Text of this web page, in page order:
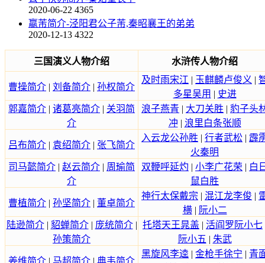
2020-06-22 4365
嬴芾简介-泾阳君公子芾,秦昭襄王的弟弟
2020-12-13 4322
三国演义人物介绍 水浒传人物介绍
曹操简介 | 刘备简介 | 孙权简介
及时雨宋江 | 玉麒麟卢俊义 |
多星吴用 | 史进
郭嘉简介 | 诸葛亮简介 | 关羽简
介
浪子燕青 | 大刀关胜 | 豹子头
冲 | 浪里白条张顺
吕布简介 | 袁绍简介 | 张飞简介
入云龙公孙胜 | 行者武松 | 霹
火秦明
司马懿简介 | 赵云简介 | 周瑜简
介
双鞭呼延灼 | 小李广花荣 | 白
鼠白胜
曹植简介 | 孙坚简介 | 董卓简介
神行太保戴宗 | 混江龙李俊 |
横| 阮小二
陆逊简介| 貂蝉简介| 庞统简介|
孙策简介
托塔天王晁盖 | 活阎罗阮小七
阮小五 | 朱武
姜维简介 | 马超简介 | 典韦简介
黑旋风李逵 | 金枪手徐宁 | 青